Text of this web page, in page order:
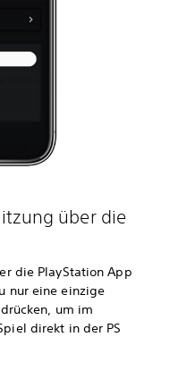
über die
die PlayStation App
nur eine einzige
um im
direkt in der PS